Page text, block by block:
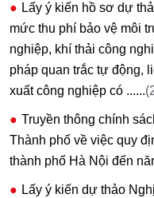
Lấy ý kiến hồ sơ dự
mức thu phí bảo vệ môi
nghiệp, khí thải công
pháp quan trắc tự động,
xuất công nghiệp có ......
Truyền thông chính
Thành phố về việc quy
thành phố Hà Nội đến
Lấy ý kiến dự thảo